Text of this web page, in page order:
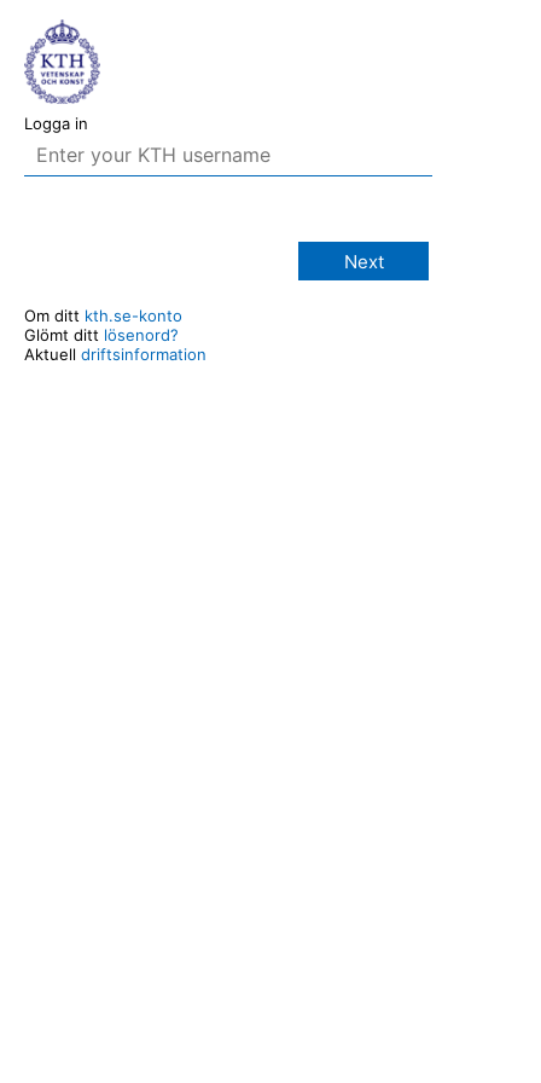
Logga in
Next
Om ditt kth.se-konto
Glömt ditt lösenord?
Aktuell driftsinformation